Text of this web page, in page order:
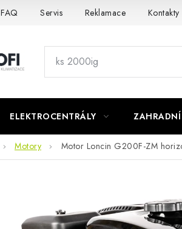
FAQ Servis Reklamace Kontakty
ELEKTROCENTRÁLY
Motory Motor Loncin G200F-ZM